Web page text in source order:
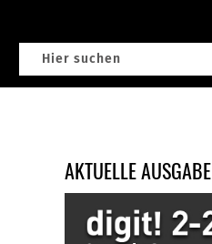
AKTUELLE AUSGABE